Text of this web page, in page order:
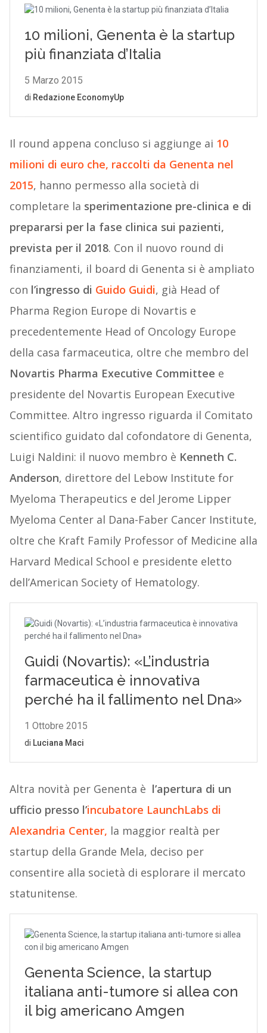
Il round appena concluso si aggiunge ai 10
milioni di euro che, raccolti da Genenta nel
2015, hanno permesso alla società di
completare la sperimentazione pre-clinica e di
prepararsi per la fase clinica sui pazienti,
prevista per il 2018. Con il nuovo round di
finanziamenti, il board di Genenta si è ampliato
con l’ingresso di Guido Guidi, già Head of
Pharma Region Europe di Novartis e
precedentemente Head of Oncology Europe
della casa farmaceutica, oltre che membro del
Novartis Pharma Executive Committee e
presidente del Novartis European Executive
Committee. Altro ingresso riguarda il Comitato
scientifico guidato dal cofondatore di Genenta,
Luigi Naldini: il nuovo membro è Kenneth C.
Anderson, direttore del Lebow Institute for
Myeloma Therapeutics e del Jerome Lipper
Myeloma Center al Dana-Faber Cancer Institute,
oltre che Kraft Family Professor of Medicine alla
Harvard Medical School e presidente eletto
dell’American Society of Hematology.
Altra novità per Genenta è l’apertura di un
ufficio presso l’incubatore LaunchLabs di
Alexandria Center, la maggior realtà per
startup della Grande Mela, deciso per
consentire alla società di esplorare il mercato
statunitense.